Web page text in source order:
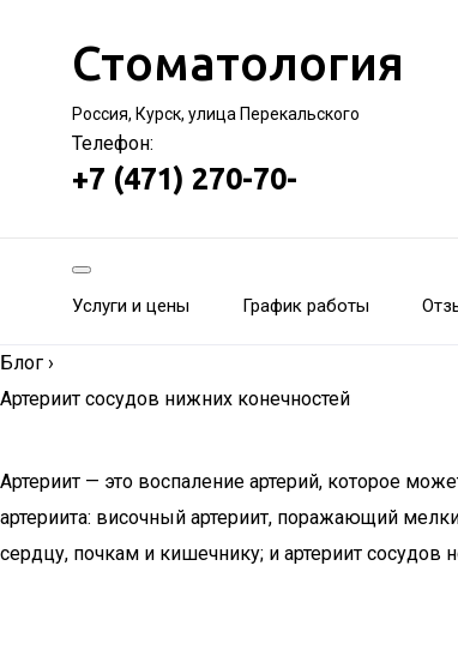
Стоматология
Россия, Курск, улица Перекальского
Телефон:
+7 (471) 270-70-
Услуги и цены График работы
Блог ›
Артериит сосудов нижних конечностей
Артериит — это воспаление артерий, которое
артериита: височный артериит, поражающий
сердцу, почкам и кишечнику; и артериит сосудов